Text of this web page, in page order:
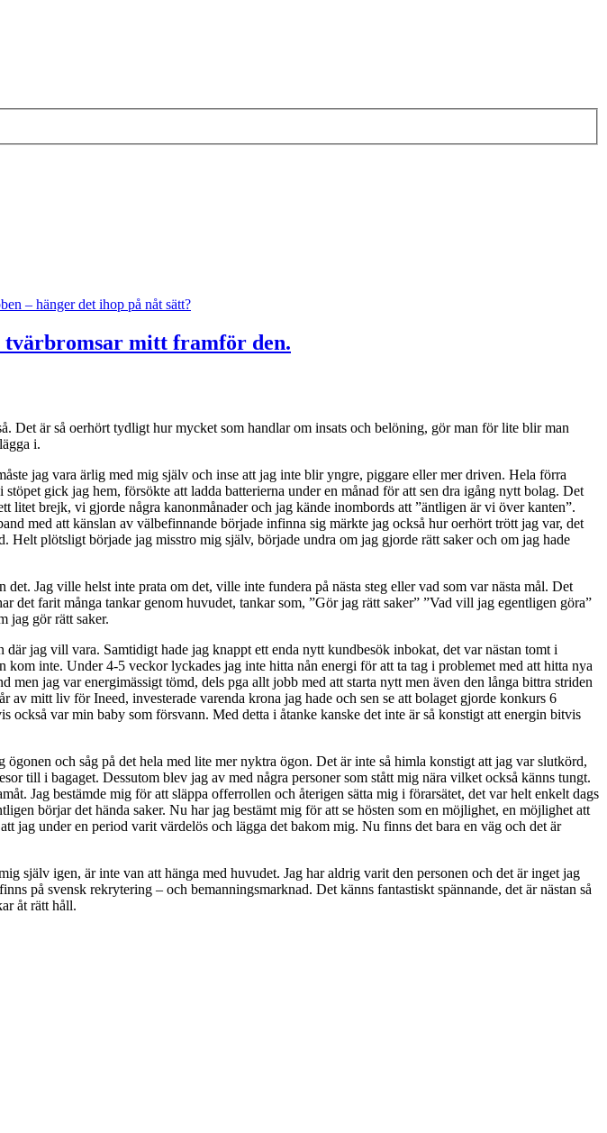
– hänger det ihop på nåt sätt?
tvärbromsar mitt framför den.
Det är så oerhört tydligt hur mycket som handlar om insats och belöning, gör man för lite blir man
i.
jag vara ärlig med mig själv och inse att jag inte blir yngre, piggare eller mer driven. Hela förra
gick jag hem, försökte att ladda batterierna under en månad för att sen dra igång nytt bolag. Det
litet brejk, vi gjorde några kanonmånader och jag kände inombords att ”äntligen är vi över kanten”.
med att känslan av välbefinnande började infinna sig märkte jag också hur oerhört trött jag var, det
plötsligt började jag misstro mig själv, började undra om jag gjorde rätt saker och om jag hade
Jag ville helst inte prata om det, ville inte fundera på nästa steg eller vad som var nästa mål. Det
farit många tankar genom huvudet, tankar som, ”Gör jag rätt saker” ”Vad vill jag egentligen göra”
jag gör rätt saker.
jag vill vara. Samtidigt hade jag knappt ett enda nytt kundbesök inbokat, det var nästan tomt i
inte. Under 4-5 veckor lyckades jag inte hitta nån energi för att ta tag i problemet med att hitta nya
jag var energimässigt tömd, dels pga allt jobb med att starta nytt men även den långa bittra striden
mitt liv för Ineed, investerade varenda krona jag hade och sen se att bolaget gjorde konkurs 6
också var min baby som försvann. Med detta i åtanke kanske det inte är så konstigt att energin bitvis
och såg på det hela med lite mer nyktra ögon. Det är inte så himla konstigt att jag var slutkörd,
till i bagaget. Dessutom blev jag av med några personer som stått mig nära vilket också känns tungt.
Jag bestämde mig för att släppa offerrollen och återigen sätta mig i förarsätet, det var helt enkelt dags
börjar det hända saker. Nu har jag bestämt mig för att se hösten som en möjlighet, en möjlighet att
jag under en period varit värdelös och lägga det bakom mig. Nu finns det bara en väg och det är
själv igen, är inte van att hänga med huvudet. Jag har aldrig varit den personen och det är inget jag
på svensk rekrytering – och bemanningsmarknad. Det känns fantastiskt spännande, det är nästan så
åt rätt håll.